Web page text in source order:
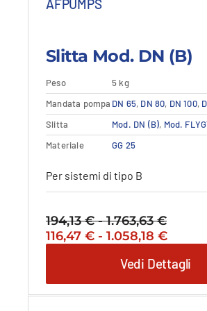
Dettagli
Questo
prodotto
ha
opzioni
essere
scelte
pagina
prodotto
AFPUMPS
Slitta Mod. DN (B)
Peso
5 kg
Mandata pompa DN 65, DN 80, DN 100,
Slitta
Mod. DN (B), Mod.
Materiale
GG 25
Per sistemi di tipo B
194,13€ - 1.763,63€Fascia
di
da
a
Il
era:
194,13 €
116,47 € - 1.058,18 €Fascia
prezzo:
da
Il
attuale
è:
Vedi Dettagli